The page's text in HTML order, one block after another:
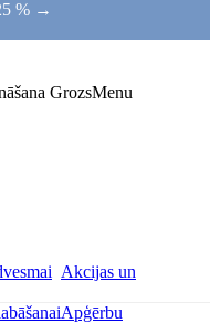
% →
GrozsMenu
Akcijas un
Apģērbu